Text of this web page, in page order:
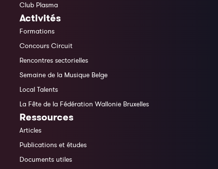
Club Plasma
Activités
Formations
Concours Circuit
Rencontres sectorielles
Semaine de la Musique Belge
Local Talents
La Fête de la Fédération Wallonie Bruxelles
Ressources
Articles
Publications et études
Documents utiles